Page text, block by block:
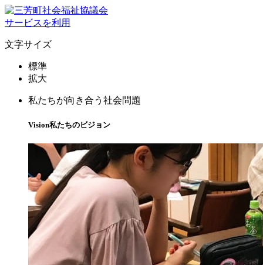
サービスを利用
文字サイズ
標準
拡大
私たちが向き合う社会問題
Vision私たちのビジョン